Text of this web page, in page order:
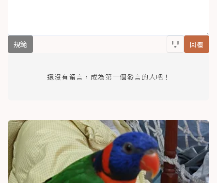
規範 回覆
還沒有留言，成為第一個發言的人吧！